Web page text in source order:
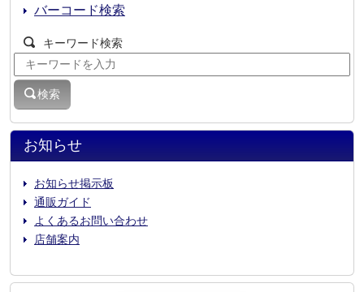
お知らせ
お知らせ掲示板
通販ガイド
よくあるお問い合わせ
店舗案内
バーコード検索
キーワード検索
検索